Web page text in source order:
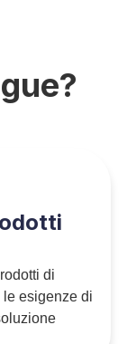
di
esigenze di